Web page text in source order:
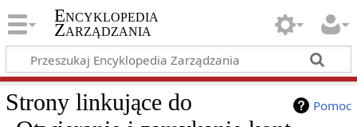
Encyklopedia
Zarządzania
Pomoc
Strony linkujące do